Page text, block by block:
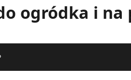
ogródka i na